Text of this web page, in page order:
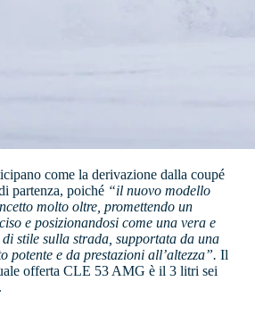
come la derivazione dalla coupé
partenza, poiché “il nuovo modello
molto oltre, promettendo un
e posizionandosi come una vera e
stile sulla strada, supportata da una
potente e da prestazioni all’altezza”. Il
offerta CLE 53 AMG è il 3 litri sei